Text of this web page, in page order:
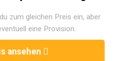
zum gleichen Preis ein, aber
eine Provision.
ansehen